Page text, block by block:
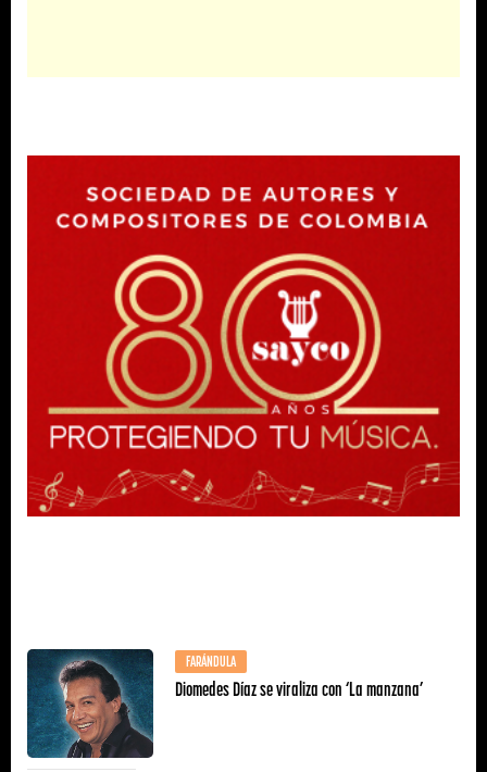
FARÁNDULA
Diomedes Díaz se viraliza con ‘La manzana’